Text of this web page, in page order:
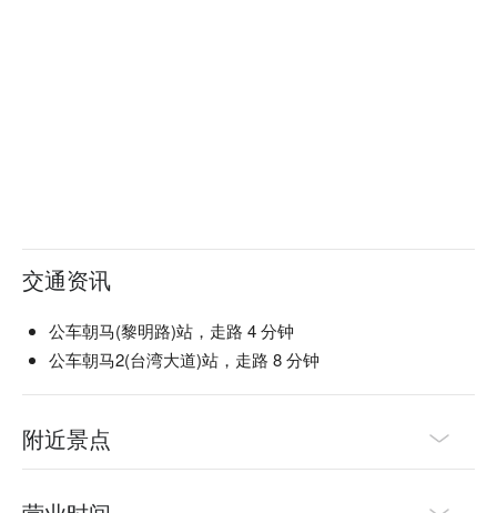
交通资讯
公车朝马(黎明路)站，走路 4 分钟
公车朝马2(台湾大道)站，走路 8 分钟
附近景点